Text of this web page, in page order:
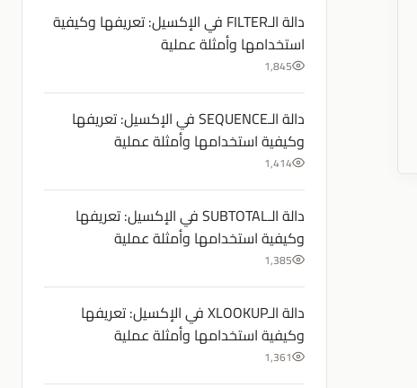
دالة الـFILTER في الإكسيل: تعريفها وكيفية
استخدامها وأمثلة عملية
1,845
دالة الـSEQUENCE في الإكسيل: تعريفها
وكيفية استخدامها وأمثلة عملية
1,414
دالة الـSUBTOTAL في الإكسيل: تعريفها
وكيفية استخدامها وأمثلة عملية
1,385
دالة الـXLOOKUP في الإكسيل: تعريفها
وكيفية استخدامها وأمثلة عملية
1,361